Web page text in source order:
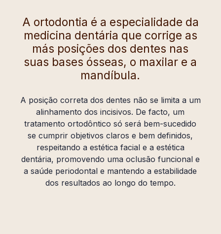
A ortodontia é a especialidade da
medicina dentária que corrige as
más posições dos dentes nas
suas bases ósseas, o maxilar e a
mandíbula.
A posição correta dos dentes não se limita a um
alinhamento dos incisivos. De facto, um
tratamento ortodôntico só será bem-sucedido
se cumprir objetivos claros e bem definidos,
respeitando a estética facial e a estética
dentária, promovendo uma oclusão funcional e
a saúde periodontal e mantendo a estabilidade
dos resultados ao longo do tempo.